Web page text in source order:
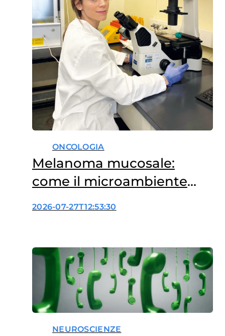
ONCOLOGIA
Melanoma mucosale:
come il microambiente
influenza le terapie
2026-07-27T12:53:30
NEUROSCIENZE